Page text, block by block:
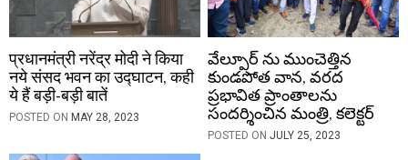
प्रधानमंत्री नरेंद्र मोदी ने किया
नये संसद भवन का उद्घाटन, कही
ये हैं बड़ी-बड़ी बातें
POSTED ON MAY 28, 2023
వేల్పూర్ ను ముంచెత్తిన
కుండపోత వాన, వరద
ప్రభావిత ప్రాంతాలను
సందర్శించిన మంత్రి, కలెక్టర్
POSTED ONJULY 25, 2023